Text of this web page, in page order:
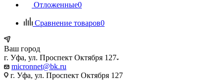
Отложенные0
Сравнение товаров0
Ваш город
г. Уфа, ул. Проспект Октября 127
micronnet@bk.ru
г. Уфа, ул. Проспект Октября 127